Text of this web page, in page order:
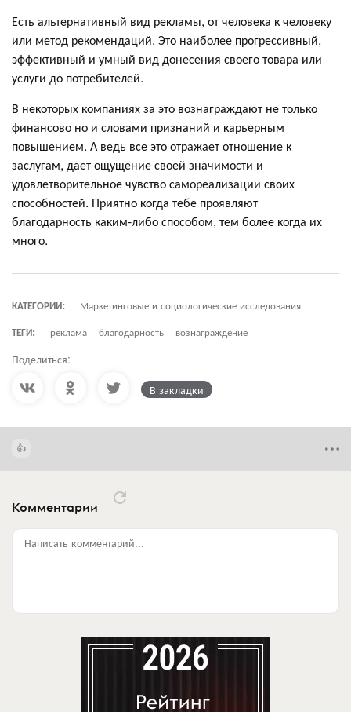
Есть альтернативный вид рекламы, от человека к человеку
или метод рекомендаций. Это наиболее прогрессивный,
эффективный и умный вид донесения своего товара или
услуги до потребителей.
В некоторых компаниях за это вознаграждают не только
финансово но и словами признаний и карьерным
повышением. А ведь все это отражает отношение к
заслугам, дает ощущение своей значимости и
удовлетворительное чувство самореализации своих
способностей. Приятно когда тебе проявляют
благодарность каким-либо способом, тем более когда их
много.
КАТЕГОРИИ:
Маркетинговые и социологические исследования
ТЕГИ:
реклама благодарность вознаграждение
Поделиться:
В закладки
Комментарии
Написать комментарий...